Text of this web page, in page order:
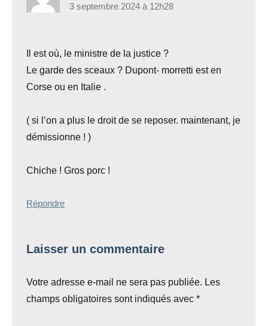
3 septembre 2024 à 12h28
Il est où, le ministre de la justice ?
Le garde des sceaux ? Dupont- morretti est en
Corse ou en Italie .
( si l’on a plus le droit de se reposer. maintenant, je
démissionne ! )
Chiche ! Gros porc !
Répondre
Laisser un commentaire
Votre adresse e-mail ne sera pas publiée. Les
champs obligatoires sont indiqués avec *